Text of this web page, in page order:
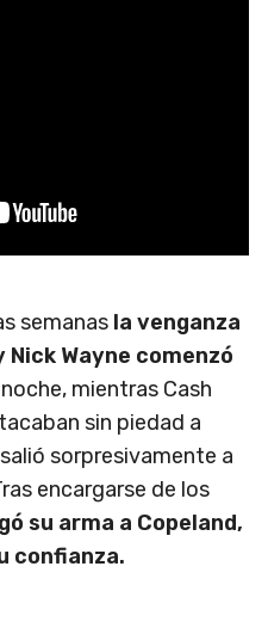
semanas la venganza
Nick Wayne comenzó
mientras Cash
sin piedad a
sorpresivamente a
encargarse de los
su arma a Copeland,
confianza.